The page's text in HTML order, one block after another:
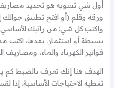
أول شي تسويه هو تحديد
ورقة وقلم (أو افتح تطبيق جوالك
واكتب كل شي: من راتبك
بسيطة أو استثمار. بعدها، اكتب
فواتير الكهرباء والماء، ومصاريف
الهدف هنا إنك تعرف بالضبط كم
تغطية الاحتياجات الأساسية. إذا